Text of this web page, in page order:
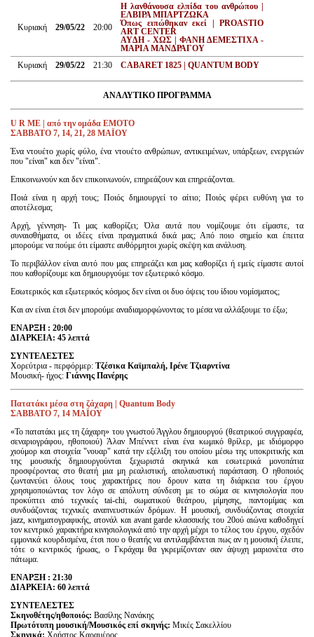
Κυριακή 29/05/22 20:00
Η λανθάνουσα ελπίδα του ανθρώπου |
ΕΛΒΙΡΑ ΜΠΑΡΤΖΩΚΑ
Όπως ειπώθηκαν εκεί | PROASTIO
ART CENTER
AYΔΗ - XΩΣ | ΦΑΝΗ ΔΕΜΕΣΤΙΧΑ -
ΜΑΡΙΑ ΜΑΝΔΡΑΓΟΥ
Κυριακή
29/05/22 21:30 CABARET 1825 | QUANTUM BODY
ΑΝΑΛΥΤΙΚOΠΡΟΓΡΑΜΜΑ
U R ME | από την ομάδα ΕΜΟΤΟ
ΣΑΒΒΑΤΟ 7, 14, 21, 28 ΜΑΪΟΥ
Ένα ντουέτο χωρίς φύλο, ένα ντουέτο ανθρώπων, αντικειμένων, υπάρξεων, ενεργειών
που "είναι" και δεν "είναι".
Επικοινωνούν και δεν επικοινωνούν, επηρεάζουν και επηρεάζονται.
Ποιά είναι η αρχή τους; Ποιός δημιουργεί το αίτιο; Ποιός φέρει ευθύνη για το
αποτέλεσμα;
Αρχή, γέννηση- Τι μας καθορίζει; Όλα αυτά που νομίζουμε ότι είμαστε, τα
συναισθήματα, οι ιδέες είναι πραγματικά δικά μας; Από ποιο σημείο και έπειτα
μπορούμε να πούμε ότι είμαστε αυθόρμητοι χωρίς σκέψη και ανάλυση.
Το περιβάλλον είναι αυτό που μας επηρεάζει και μας καθορίζει ή εμείς είμαστε αυτοί
που καθορίζουμε και δημιουργούμε τον εξωτερικό κόσμο.
Εσωτερικός και εξωτερικός κόσμος δεν είναι οι δυο όψεις του ίδιου νομίσματος;
Και αν είναι έτσι δεν μπορούμε αναδιαμορφώνοντας το μέσα να αλλάξουμε το έξω;
ΕΝAΡΞΗ : 20:00
ΔΙΑΡΚΕΙΑ: 45 λεπτά
ΣΥΝΤΕΛΕΣΤΕΣ
Χορεύτρια - περφόρμερ: Τζέσικα Καϊμπαλή, Ιρένε Τζιαρντίνα
Μουσική- ήχος: Γιάννης Πανέρης
Πατατάκι μέσα στη ζάχαρη | Quantum Body
ΣΑΒΒΑΤΟ 7, 14 ΜΑΪΟΥ
«Το πατατάκι μες τη ζάχαρη» του γνωστού Άγγλου δημιουργού (θεατρικού συγγραφέα,
σεναριογράφου, ηθοποιού) Άλαν Μπέννετ είναι ένα κωμικό θρίλερ, με ιδιόμορφο
χιούμορ και στοιχεία "νουαρ" κατά την εξέλιξη του οποίου μέσω της υποκριτικής και
της μουσικής δημιουργούνται ξεχωριστά σκηνικά και εσωτερικά μονοπάτια
προσφέροντας στο θεατή μια μη ρεαλιστική, απολαυστική παράσταση. Ο ηθοποιός
ζωντανεύει όλους τους χαρακτήρες που δρουν κατα τη διάρκεια του έργου
χρησιμοποιώντας τον λόγο σε απόλυτη σύνδεση με το σώμα σε κινησιολογία που
προκύπτει από τεχνικές tai-chi, σωματικού θεάτρου, μίμησης, παντομίμας και
συνδυάζοντας τεχνικές αναπνευστικών δρόμων. Η μουσική, συνδυάζοντας στοιχεία
jazz, κινηματογραφικής, ατονάλ και avant garde κλασσικής του 20ού αιώνα καθοδηγεί
τον κεντρικό χαρακτήρα κινησιολογικά από την αρχή μέχρι το τέλος του έργου, σχεδόν
εμμονικά κουρδισμένα, έτσι που ο θεατής να αντιλαμβάνεται πως αν η μουσική έλειπε,
τότε ο κεντρικός ήρωας, ο Γκράχαμ θα γκρεμίζονταν σαν άψυχη μαριονέτα στο
πάτωμα.
ΕΝAΡΞΗ : 21:30
ΔΙΑΡΚΕΙΑ: 60 λεπτά
ΣΥΝΤΕΛΕΣΤΕΣ
Σκηνοθέτης/ηθοποιός: Βασίλης Νανάκης
Πρωτότυπη μουσική/Μουσικός επί σκηνής: Μικές Σακελλίου
Σκηνικά: Χρήστος Καραμέρος